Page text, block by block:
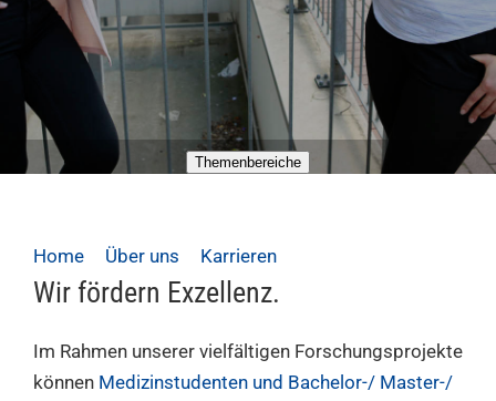
Themenbereiche
Home Über uns Karrieren
Wir fördern Exzellenz.
Im Rahmen unserer vielfältigen Forschungsprojekte
können Medizinstudenten und Bachelor-/ Master-/